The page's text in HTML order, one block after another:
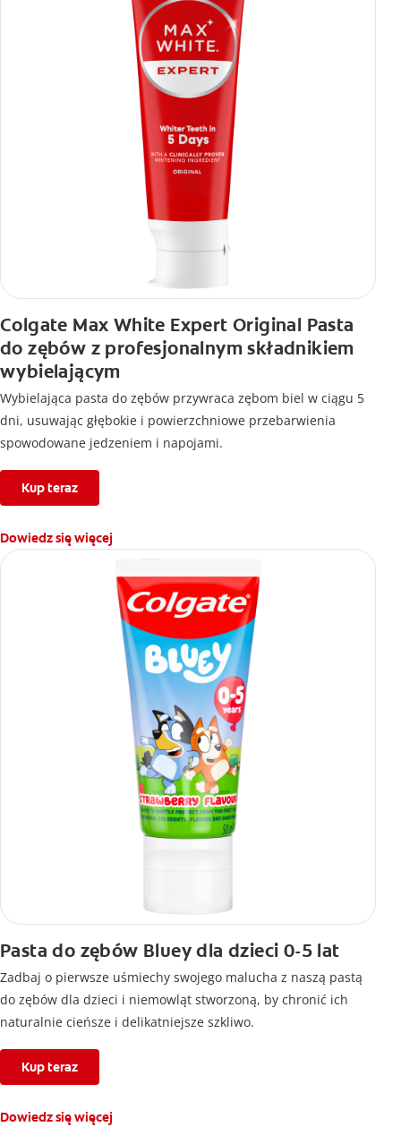
Colgate Max White Expert Original Pasta
do zębów z profesjonalnym składnikiem
wybielającym
Wybielająca pasta do zębów przywraca zębom biel w ciągu 5
dni, usuwając głębokie i powierzchniowe przebarwienia
spowodowane jedzeniem i napojami.
Kup teraz
Dowiedz się więcej
Pasta do zębów Bluey dla dzieci 0-5 lat
Zadbaj o pierwsze uśmiechy swojego malucha z naszą pastą
do zębów dla dzieci i niemowląt stworzoną, by chronić ich
naturalnie cieńsze i delikatniejsze szkliwo.
Kup teraz
Dowiedz się więcej